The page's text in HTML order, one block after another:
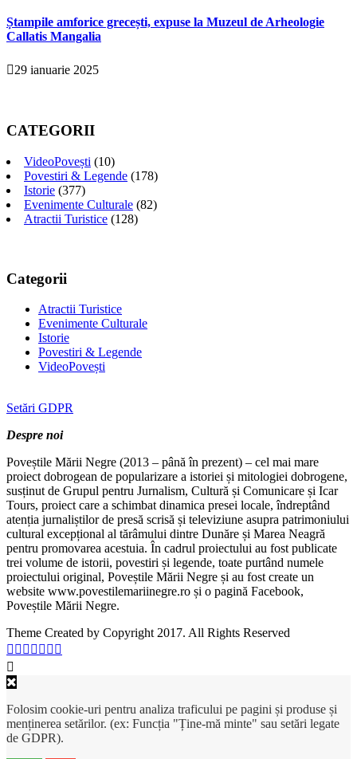
Ștampile amforice grecești, expuse la Muzeul de Arheologie
Callatis Mangalia
29 ianuarie 2025
CATEGORII
VideoPovești (10)
Povestiri & Legende (178)
Istorie (377)
Evenimente Culturale (82)
Atractii Turistice (128)
Categorii
Atractii Turistice
Evenimente Culturale
Istorie
Povestiri & Legende
VideoPovești
Setări GDPR
Despre noi
Poveștile Mării Negre (2013 – până în prezent) – cel mai mare
proiect dobrogean de popularizare a istoriei și mitologiei dobrogene,
susținut de Grupul pentru Jurnalism, Cultură și Comunicare și Icar
Tours, proiect care a schimbat dinamica presei locale, îndreptând
atenția jurnaliștilor de presă scrisă și televiziune asupra patrimoniului
cultural excepțional al tărâmului dintre Dunăre și Marea Neagră
pentru promovarea acestuia. În cadrul proiectului au fost publicate
trei volume de istorii, povestiri și legende, toate purtând numele
proiectului original, Poveștile Mării Negre și au fost create un
website www.povestilemariinegre.ro și o pagină Facebook,
Poveștile Mării Negre.
Theme Created by Copyright 2017. All Rights Reserved
Folosim cookie-uri pentru analiza traficului pe pagini și produse și
menținerea setărilor. (ex: Funcția "Ține-mă minte" sau setări legate
de GDPR).